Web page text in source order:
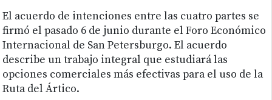
El acuerdo de intenciones entre las cuatro partes se
firmó el pasado 6 de junio durante el Foro Económico
Internacional de San Petersburgo. El acuerdo
describe un trabajo integral que estudiará las
opciones comerciales más efectivas para el uso de la
Ruta del Ártico.